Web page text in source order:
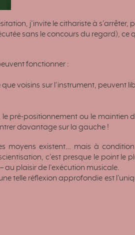
j’invite le cithariste à
sans le concours du regard),
fonctionner :
voisins sur l’instrument, peuvent
pré-positionnement ou le maintien
davantage sur la gauche !
moyens existent… mais à
c’est presque le point le
au plaisir de l’exécution musicale.
telle réflexion approfondie est